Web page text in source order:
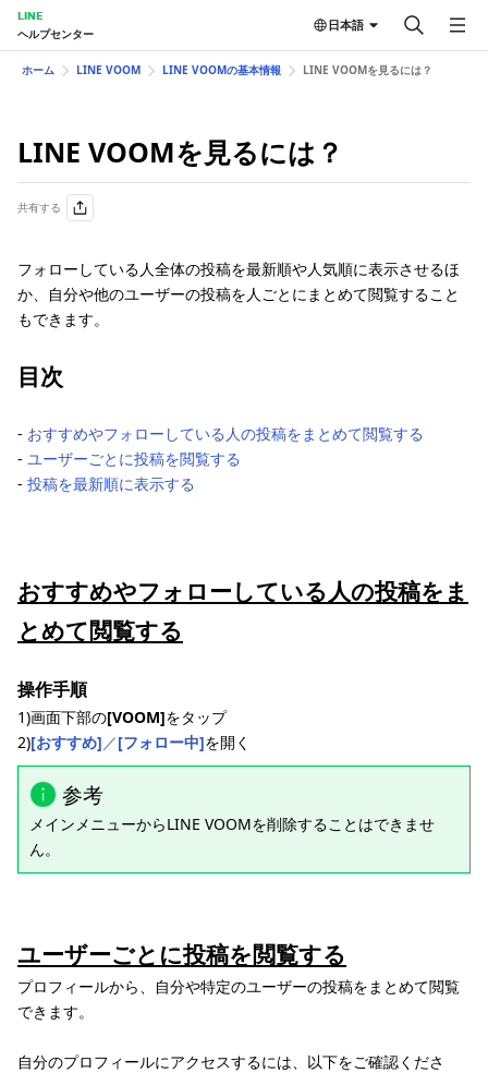
LINE
ヘルプセンター
日本語
ホーム LINE VOOM LINE VOOMの基本情報 LINE VOOMを見るには？
LINE VOOMを見るには？
共有する
フォローしている人全体の投稿を最新順や人気順に表示させるほ
か、自分や他のユーザーの投稿を人ごとにまとめて閲覧すること
もできます。
目次
- おすすめやフォローしている人の投稿をまとめて閲覧する
- ユーザーごとに投稿を閲覧する
- 投稿を最新順に表示する
おすすめやフォローしている人の投稿をま
とめて閲覧する
操作手順
1)画面下部の[VOOM]をタップ
2)[おすすめ]／[フォロー中]を開く
参考
メインメニューからLINE VOOMを削除することはできませ
ん。
ユーザーごとに投稿を閲覧する
プロフィールから、自分や特定のユーザーの投稿をまとめて閲覧
できます。
自分のプロフィールにアクセスするには、以下をご確認くださ